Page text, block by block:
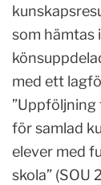
som hämtas
med ett
för samlad
elever med
skola” (SOU